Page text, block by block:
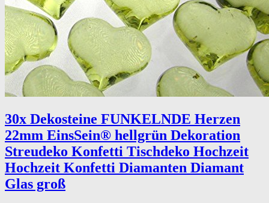
30x Dekosteine FUNKELNDE Herzen
22mm EinsSein® hellgrün Dekoration
Streudeko Konfetti Tischdeko Hochzeit
Hochzeit Konfetti Diamanten Diamant
Glas groß